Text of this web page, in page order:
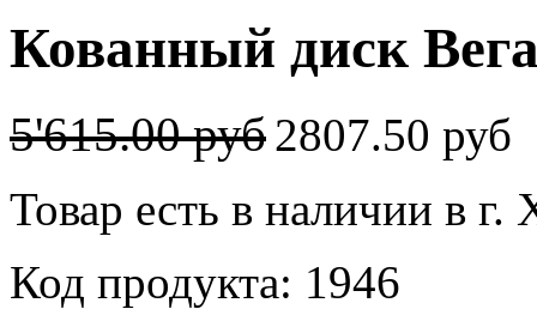
Кованный диск
5'615.00 руб2807.50 руб
Товар есть в наличии в г.
Код продукта: 1946